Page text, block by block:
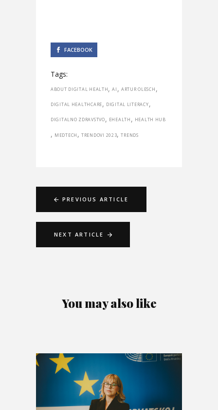
FACEBOOK
Tags:
ABOUT DIGITAL HEALTH,AI , ARTUR OLESCH ,
DIGITAL HEALTHCARE, DIGITAL LITERACY,
DIGITALNO ZDRAVSTVO, EHEALTH , HEALTH HUB
, MEDTECH ,TRENDOVI 2023,TRENDS
PREVIOUS ARTICLE
NEXT ARTICLE
You may also like